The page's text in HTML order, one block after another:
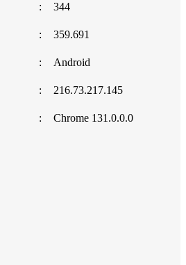
: 344
: 359.691
: Android
: 216.73.217.145
: Chrome 131.0.0.0